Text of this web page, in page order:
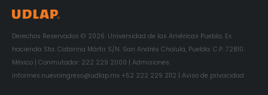
Derechos Reservados © 2026. Universidad de las Américas Puebla. Ex
hacienda Sta. Catarina Mártir S/N. San Andrés Cholula, Puebla. C.P. 72810.
México | Conmutador: 222 229 2000 | Admisiones:
informes.nuevoingreso@udlap.mx +52 222 229 2112 | Aviso de privacidad